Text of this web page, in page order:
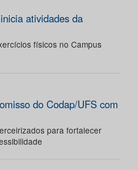
atividades da
físicos no Campus
do Codap/UFS com
para fortalecer